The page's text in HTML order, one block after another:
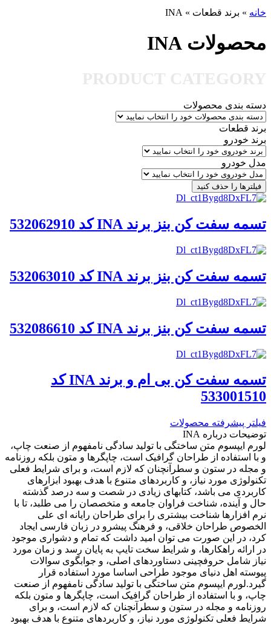
خانه » برند قطعات »
INA
محصولات INA
دسته بندی محصولات
برند قطعات
برند خودرو
مدل خودرو
فیلترها را حذف کنید
تسمه سفت کن بنز برند INA کد 532062910
تسمه سفت کن بنز برند INA کد 532063010
تسمه سفت کن بنز برند INA کد 532086610
تسمه سفت کن بی ام و برند INA کد
533001510
فیلتر پیشرفته محصولات
توضیحات درباره INA
لورم ایپسوم متن ساختگی با تولید سادگی نامفهوم از صنعت چاپ،
و با استفاده از طراحان گرافیک است، چاپگرها و متون بلکه روزنامه
و مجله در ستون و سطرآنچنان که لازم است، و برای شرایط فعلی
تکنولوژی مورد نیاز، و کاربردهای متنوع با هدف بهبود ابزارهای
کاربردی می باشد، کتابهای زیادی در شصت و سه درصد گذشته
حال و آینده، شناخت فراوان جامعه و متخصصان را می طلبد، تا با
نرم افزارها شناخت بیشتری را برای طراحان رایانه ای علی
الخصوص طراحان خلاقی، و فرهنگ پیشرو در زبان فارسی ایجاد
کرد، در این صورت می توان امید داشت که تمام و دشواری موجود
در ارائه راهکارها، و شرایط سخت تایپ به پایان رسد و زمان مورد
نیاز شامل حروفچینی دستاوردهای اصلی، و جوابگوی سوالات
پیوسته اهل دنیای موجود طراحی اساسا مورد استفاده قرار
گیرد.لورم ایپسوم متن ساختگی با تولید سادگی نامفهوم از صنعت
چاپ، و با استفاده از طراحان گرافیک است، چاپگرها و متون بلکه
روزنامه و مجله در ستون و سطرآنچنان که لازم است، و برای
شرایط فعلی تکنولوژی مورد نیاز، و کاربردهای متنوع با هدف بهبود